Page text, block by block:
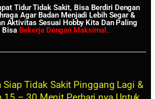
Tidur Tidak Sakit, Bisa Berdiri Dengan
Agar Badan Menjadi Lebih Segar &
Aktivitas Sesuai Hobby Kita Dan Paling
Bisa Bekerja Dengan Maksimal..
Siap Tidak Sakit Pinggang Lagi &